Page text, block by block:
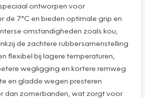
ontworpen voor
de 7°C en bieden optimale grip en
omstandigheden zoals kou,
de zachtere rubbersamenstelling
flexibel bij lagere temperaturen,
wegligging en kortere remweg
en gladde wegen presteren
dan zomerbanden, wat zorgt voor